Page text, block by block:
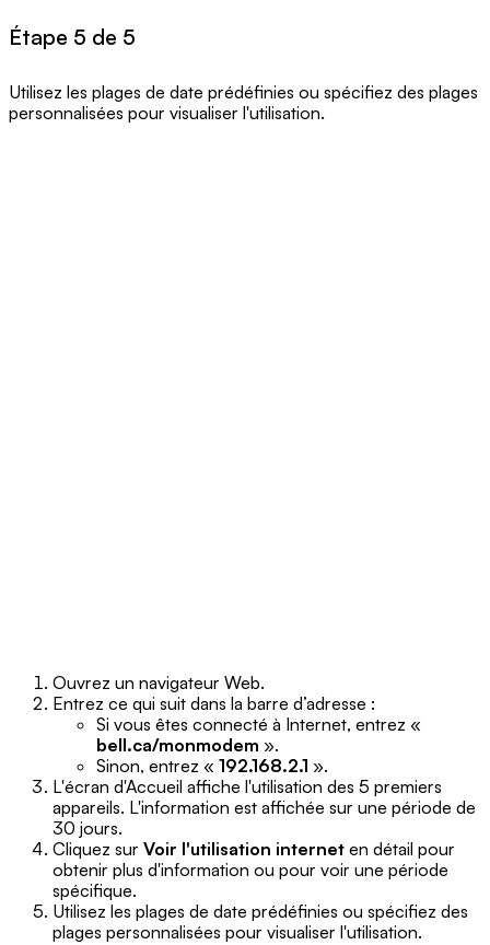
Étape 5 de 5
Utilisez les plages de date prédéfinies ou spécifiez des plages
personnalisées pour visualiser l'utilisation.
Ouvrez un navigateur Web.
Entrez ce qui suit dans la barre d’adresse :
Si vous êtes connecté à Internet, entrez «
bell.ca/monmodem ».
Sinon, entrez « 192.168.2.1 ».
L'écran d'Accueil affiche l'utilisation des 5 premiers
appareils. L'information est affichée sur une période de
30 jours.
Cliquez sur Voir l'utilisation internet en détail pour
obtenir plus d'information ou pour voir une période
spécifique.
Utilisez les plages de date prédéfinies ou spécifiez des
plages personnalisées pour visualiser l'utilisation.